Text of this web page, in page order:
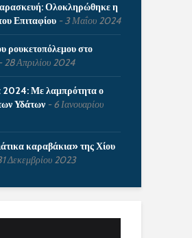
Ολοκληρώθηκε η
Επιταφίου
3 Μαΐου 2024
ρουκετοπόλεμου στο
28 Απριλίου 2024
2024: Με λαμπρότητα ο
Υδάτων
6 Ιανουαρίου
καραβάκια» της Χίου
Δεκεμβρίου 2023